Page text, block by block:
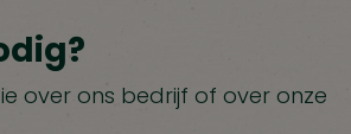
over ons bedrijf of over onze